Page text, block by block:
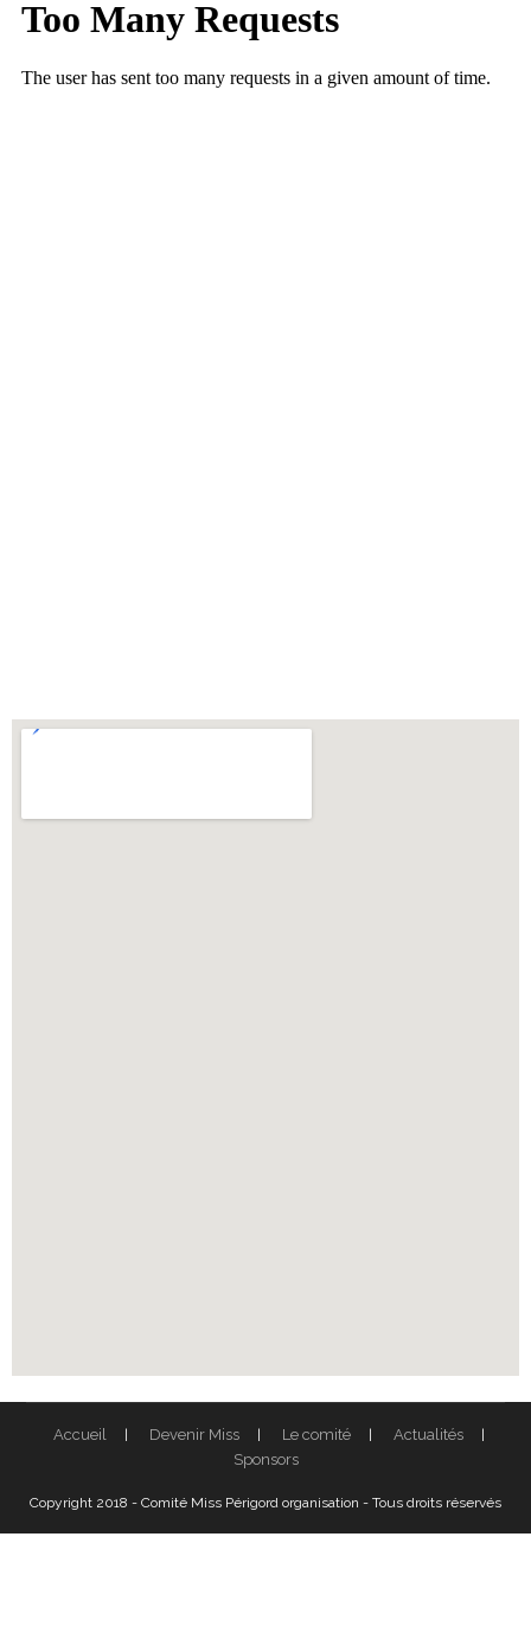
Accueil Devenir Miss Le comité
Actualités
Sponsors
Copyright 2018 - Comité Miss Périgord organisation - Tous droits réservés